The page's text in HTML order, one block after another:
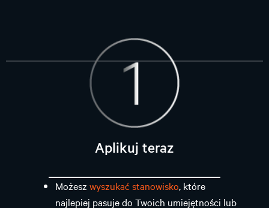
Aplikuj teraz
Możesz wyszukać stanowisko, które
najlepiej pasuje do Twoich umiejętności lub